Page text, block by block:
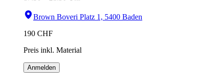
Brown Boveri Platz 1, 5400 Baden
190 CHF
Preis inkl. Material
Anmelden